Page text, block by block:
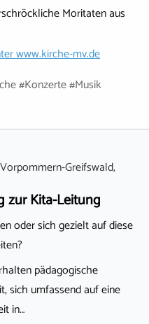
Moritaten aus
www.kirche-mv.de
#Konzerte #Musik
Greifswald,
zur Kita-Leitung
oder sich gezielt auf diese
pädagogische
sich umfassend auf eine
in…